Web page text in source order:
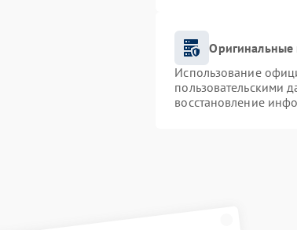
Использование
пользовательскими
восстановление